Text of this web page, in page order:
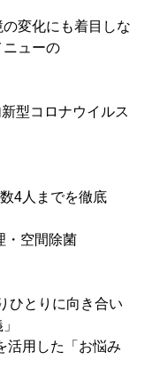
変化にも着目しな
ニューの
型コロナウイルス
4人までを徹底
・空間除菌
ひとりに向き合い
活用した「お悩み